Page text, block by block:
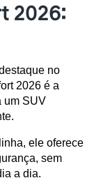
2026:
no
2026 é a
um SUV
ele oferece
sem
a dia.